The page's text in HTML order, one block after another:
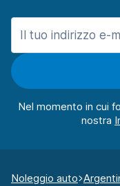
Nel momento in cui
nostra
Noleggio auto